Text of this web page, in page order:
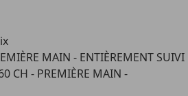
CH - PREMIÈRE MAIN -